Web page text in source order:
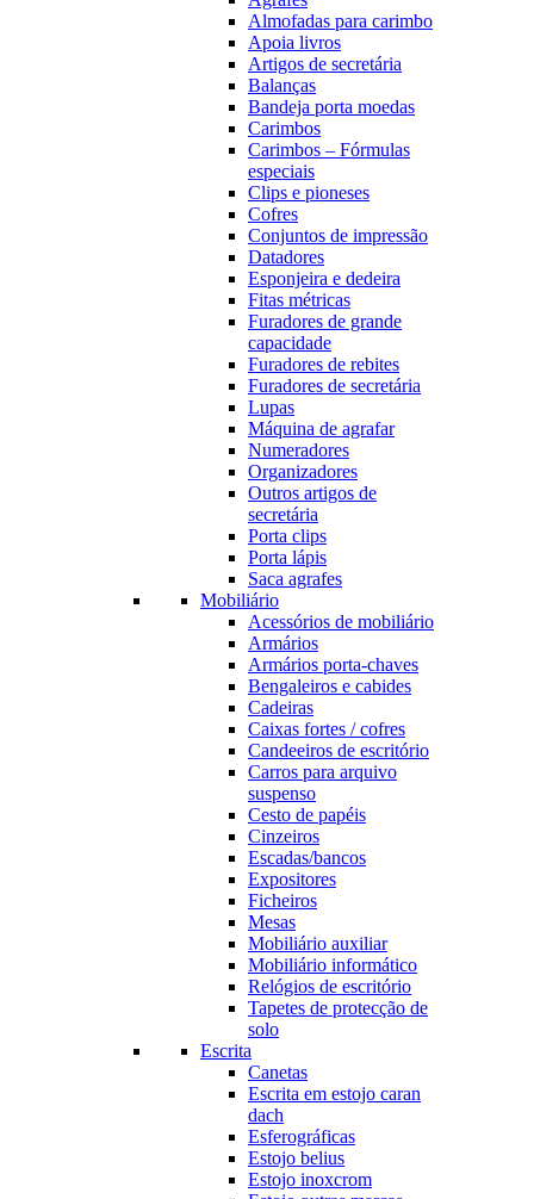
Almofadas para carimbo
Apoia livros
Artigos de secretária
Balanças
Bandeja porta moedas
Carimbos
Carimbos – Fórmulas
especiais
Clips e pioneses
Cofres
Conjuntos de impressão
Datadores
Esponjeira e dedeira
Fitas métricas
Furadores de grande
capacidade
Furadores de rebites
Furadores de secretária
Lupas
Máquina de agrafar
Numeradores
Organizadores
Outros artigos de
secretária
Porta clips
Porta lápis
Saca agrafes
Mobiliário
Acessórios de mobiliário
Armários
Armários porta-chaves
Bengaleiros e cabides
Cadeiras
Caixas fortes / cofres
Candeeiros de escritório
Carros para arquivo
suspenso
Cesto de papéis
Cinzeiros
Escadas/bancos
Expositores
Ficheiros
Mesas
Mobiliário auxiliar
Mobiliário informático
Relógios de escritório
Tapetes de protecção de
solo
Escrita
Canetas
Escrita em estojo caran
dach
Esferográficas
Estojo belius
Estojo inoxcrom